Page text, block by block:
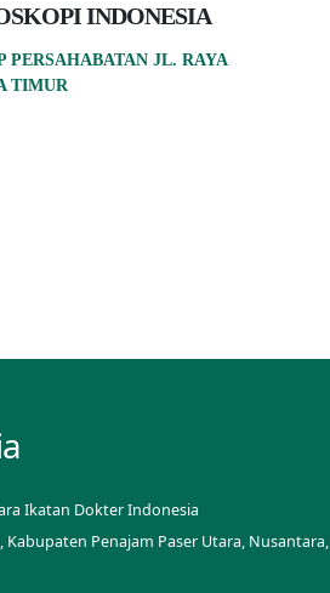
INDONESIA
PERSAHABATAN JL. RAYA
TIMUR
Ikatan Dokter Indonesia
Kabupaten Penajam Paser Utara, Nusantara,